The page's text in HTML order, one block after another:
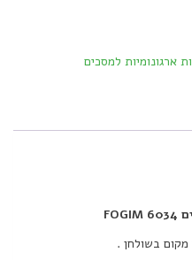
ארגונומיות למסכים
בשולחן .